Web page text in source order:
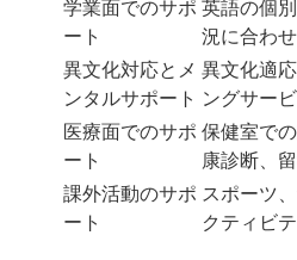
学業面でのサポ
ート
英語の個
況に合わ
異文化対応とメ
ンタルサポート
異文化適
ングサー
医療面でのサポ
ート
保健室で
康診断、
課外活動のサポ
ート
スポーツ
クティビ